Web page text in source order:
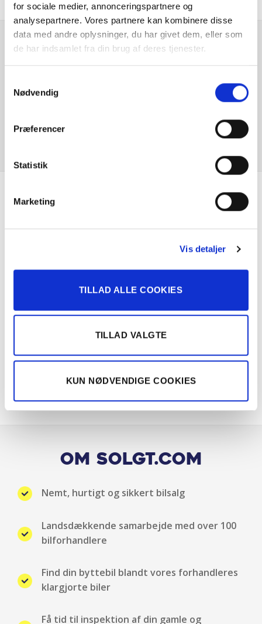
for sociale medier, annonceringspartnere og
analysepartnere. Vores partnere kan kombinere disse
data med andre oplysninger, du har givet dem, eller som
de har indsamlet fra din brug af deres tjenester.
Nødvendig
Præferencer
Statistik
Marketing
Vis detaljer
TILLAD ALLE COOKIES
TILLAD VALGTE
KUN NØDVENDIGE COOKIES
Bluetooth
DAB radio
El-foldbare spejle m. varme
El-håndbremse
Klimaanlæg 2-zoner
LED forlygter
Parkeringssensor for/bag
Regnsensor
Sædevarme for
Er du interesseret i
kunder siger
Om Solgt.com
Nemt, hurtigt og sikkert bilsalg
Landsdækkende samarbejde med over 100
bilforhandlere
Find din byttebil blandt vores forhandleres
klargjorte biler
Få tid til inspektion af din gamle og